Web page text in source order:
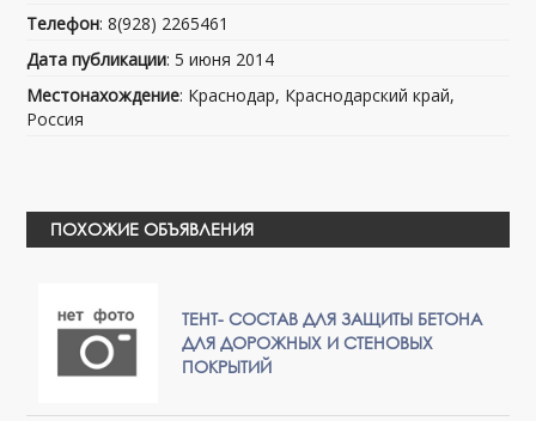
Телефон: 8(928) 2265461
Дата публикации: 5 июня 2014
Местонахождение: Краснодар, Краснодарский край,
Россия
ПОХОЖИЕ ОБЪЯВЛЕНИЯ
ТЕНТ- СОСТАВ ДЛЯ ЗАЩИТЫ БЕТОНА
ДЛЯ ДОРОЖНЫХ И СТЕНОВЫХ
ПОКРЫТИЙ